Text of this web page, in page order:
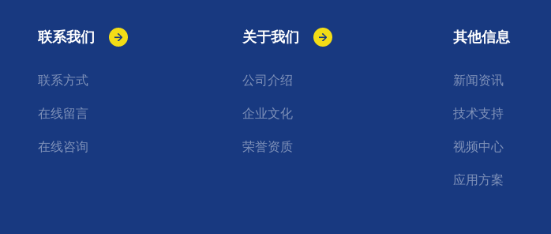
联系我们
联系方式
在线留言
在线咨询
关于我们
公司介绍
企业文化
荣誉资质
其他信息
新闻资讯
技术支持
视频中心
应用方案